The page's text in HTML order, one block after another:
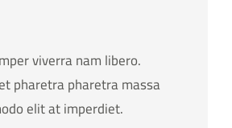
viverra nam libero.
pharetra pharetra massa
elit at imperdiet.